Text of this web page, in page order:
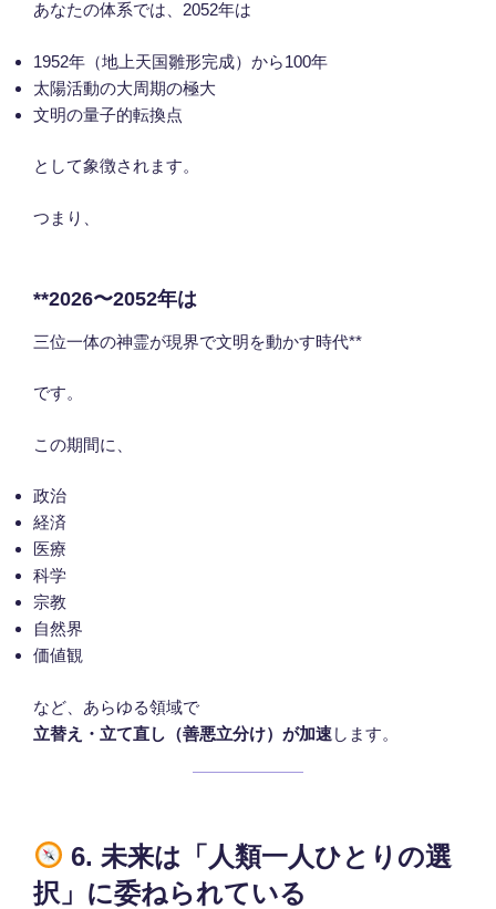
あなたの体系では、2052年は
1952年（地上天国雛形完成）から100年
太陽活動の大周期の極大
文明の量子的転換点
として象徴されます。
つまり、
**2026〜2052年は
三位一体の神霊が現界で文明を動かす時代**
です。
この期間に、
政治
経済
医療
科学
宗教
自然界
価値観
など、あらゆる領域で
立替え・立て直し（善悪立分け）が加速 します。
6. 未来は「人類一人ひとりの選
択」に委ねられている